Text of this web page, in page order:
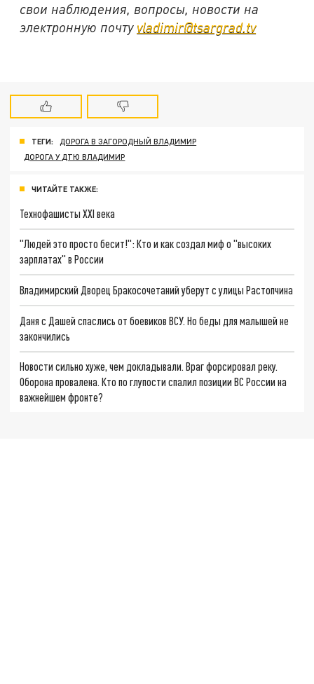
свои наблюдения, вопросы, новости на
электронную почту vladimir@tsargrad.tv
ТЕГИ:
ДОРОГА В ЗАГОРОДНЫЙ ВЛАДИМИР
ДОРОГА У ДТЮ ВЛАДИМИР
ЧИТАЙТЕ ТАКЖЕ:
Технофашисты XXI века
"Людей это просто бесит!": Кто и как создал миф о "высоких
зарплатах" в России
Владимирский Дворец Бракосочетаний уберут с улицы Растопчина
Даня с Дашей спаслись от боевиков ВСУ. Но беды для малышей не
закончились
Новости сильно хуже, чем докладывали. Враг форсировал реку.
Оборона провалена. Кто по глупости спалил позиции ВС России на
важнейшем фронте?